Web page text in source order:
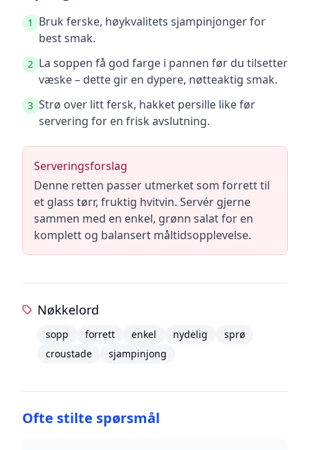
1
Bruk ferske, høykvalitets sjampinjonger for
best smak.
2 La soppen få god farge i pannen før du tilsetter
væske – dette gir en dypere, nøtteaktig smak.
3 Strø over litt fersk, hakket persille like før
servering for en frisk avslutning.
Serveringsforslag
Denne retten passer utmerket som forrett til
et glass tørr, fruktig hvitvin. Servér gjerne
sammen med en enkel, grønn salat for en
komplett og balansert måltidsopplevelse.
Nøkkelord
sopp forrett enkel nydelig
sprø
croustade
sjampinjong
Ofte stilte spørsmål